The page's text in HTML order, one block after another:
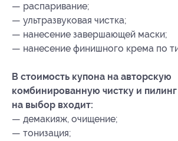
— распаривание;
— ультразвуковая чистка;
— нанесение завершающей маски;
— нанесение финишного крема по
В стоимость купона на авторскую
комбинированную чистку и
на выбор входит:
— демакияж, очищение;
— тонизация;